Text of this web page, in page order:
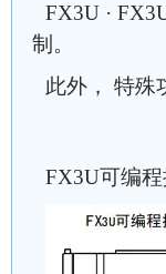
FX3U ·
制。
此外， 特殊
FX3U可编